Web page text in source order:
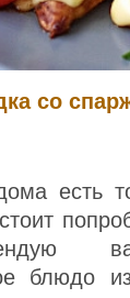
со
есть
блюдо